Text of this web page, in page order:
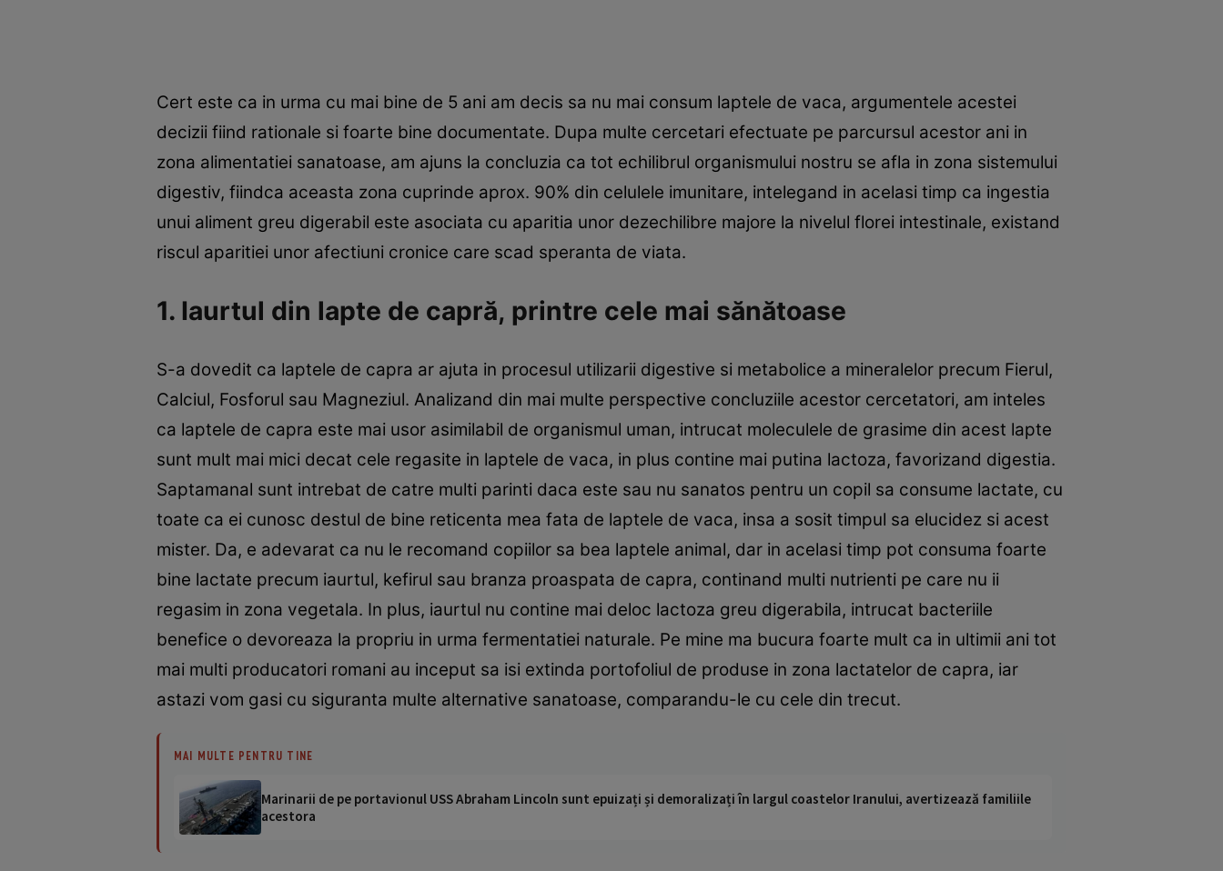
Cert este ca in urma cu mai bine de 5 ani am decis sa nu mai consum laptele de vaca, argumentele acestei
decizii fiind rationale si foarte bine documentate. Dupa multe cercetari efectuate pe parcursul acestor ani in
zona alimentatiei sanatoase, am ajuns la concluzia ca tot echilibrul organismului nostru se afla in zona sistemului
digestiv, fiindca aceasta zona cuprinde aprox. 90% din celulele imunitare, intelegand in acelasi timp ca ingestia
unui aliment greu digerabil este asociata cu aparitia unor dezechilibre majore la nivelul florei intestinale, existand
riscul aparitiei unor afectiuni cronice care scad speranta de viata.
1. Iaurtul din lapte de capră, printre cele mai sănătoase
S-a dovedit ca laptele de capra ar ajuta in procesul utilizarii digestive si metabolice a mineralelor precum Fierul,
Calciul, Fosforul sau Magneziul. Analizand din mai multe perspective concluziile acestor cercetatori, am inteles
ca laptele de capra este mai usor asimilabil de organismul uman, intrucat moleculele de grasime din acest lapte
sunt mult mai mici decat cele regasite in laptele de vaca, in plus contine mai putina lactoza, favorizand digestia.
Saptamanal sunt intrebat de catre multi parinti daca este sau nu sanatos pentru un copil sa consume lactate, cu
toate ca ei cunosc destul de bine reticenta mea fata de laptele de vaca, insa a sosit timpul sa elucidez si acest
mister. Da, e adevarat ca nu le recomand copiilor sa bea laptele animal, dar in acelasi timp pot consuma foarte
bine lactate precum iaurtul, kefirul sau branza proaspata de capra, continand multi nutrienti pe care nu ii
regasim in zona vegetala. In plus, iaurtul nu contine mai deloc lactoza greu digerabila, intrucat bacteriile
benefice o devoreaza la propriu in urma fermentatiei naturale. Pe mine ma bucura foarte mult ca in ultimii ani tot
mai multi producatori romani au inceput sa isi extinda portofoliul de produse in zona lactatelor de capra, iar
astazi vom gasi cu siguranta multe alternative sanatoase, comparandu-le cu cele din trecut.
MAI MULTE PENTRU TINE
Marinarii de pe portavionul USS Abraham Lincoln sunt epuizați și demoralizați în largul coastelor Iranului, avertizează familiile
acestora